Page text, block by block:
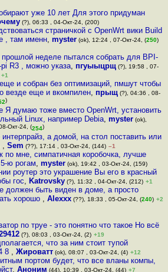
уже 10 лет Для этого придуман
(?), 06:33 , 04-Окт-24, (200)
страничкой с OpenWrt вики Build
, там именн, myster(ok), 12:24 , 07-Окт-24, (250)
прошлой неделе пытался собрать для BPI-
pi R3 , можно указа, пгуыыцрщ (?), 19:58 , 07-
+1
и собран без оптимизаций, пмшут чтобы
везде еще и вкомпилен, прыщ(?), 04:36 , 08-
)
Я думаю тоже вместо OpenWrt, установить
Linux, например Debia, myster(ok),
Окт-24, (254)
а домой, на стол поставить или
, Sem (??), 17:14 , 03-Окт-24, (144) –1
по мне, симпатичная коробочка, лучше
ю рогам,myster (ok), 19:42 , 03-Окт-24, (159)
роутер это украшение Вы его в красный
гос, Katrovsky (?), 11:32 , 04-Окт-24, (212) +1
должен быть виден в доме, а просто
хорошо ,Alexxx (??), 18:33 , 05-Окт-24, (240) +2
по труе - это понятно что такое Но всё
(?), 08:03 , 03-Окт-24, (2) +19
что за ним стоит тупой
8 , Жироватт(ok), 08:07 , 03-Окт-24, (4) +12
портом будет, что все вланы компы,
, Аноним (44), 10:39 , 03-Окт-24, (44) +7